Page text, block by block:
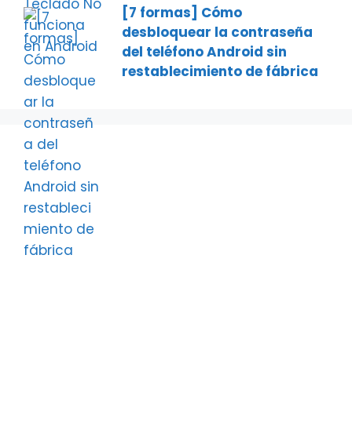
[7 formas] Cómo
desbloquear la contraseña
del teléfono Android sin
restablecimiento de fábrica